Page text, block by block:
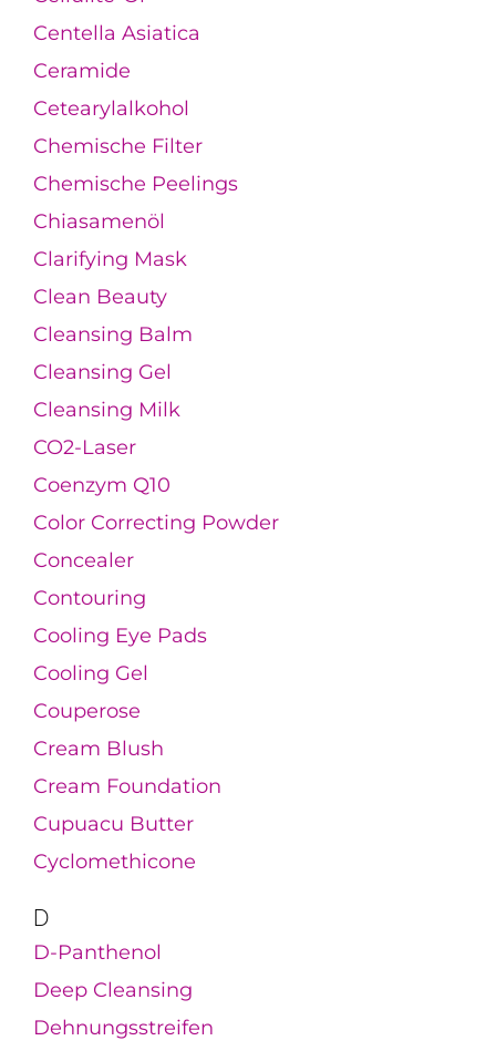
Centella Asiatica
Ceramide
Cetearylalkohol
Chemische Filter
Chemische Peelings
Chiasamenöl
Clarifying Mask
Clean Beauty
Cleansing Balm
Cleansing Gel
Cleansing Milk
CO2-Laser
Coenzym Q10
Color Correcting Powder
Concealer
Contouring
Cooling Eye Pads
Cooling Gel
Couperose
Cream Blush
Cream Foundation
Cupuacu Butter
Cyclomethicone
D
D-Panthenol
Deep Cleansing
Dehnungsstreifen